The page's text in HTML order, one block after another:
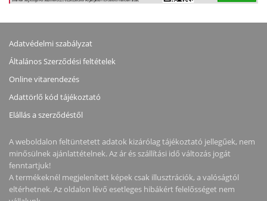
Adatvédelmi szabályzat
Általános Szerződési feltételek
Online vitarendezés
Adattörlő kód tájékoztató
Elállás a szerződéstől
A weboldalon feltüntetett adatok kizárólag tájékoztató jellegűek, nem
minősülnek ajánlattételnek. Az ár és szállítási idő változás jogát
fenntartjuk!
A termékeknél megjelenített képek csak illusztrációk, a valóságtól
eltérhetnek. Az oldalon lévő esetleges hibákért felelősséget nem